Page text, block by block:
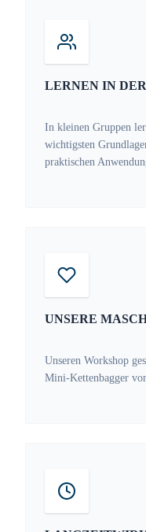
LERNEN IN
In kleinen Gruppen
wichtigsten
praktischen
UNSERE
Unseren Workshop
Mini-Kettenbagger